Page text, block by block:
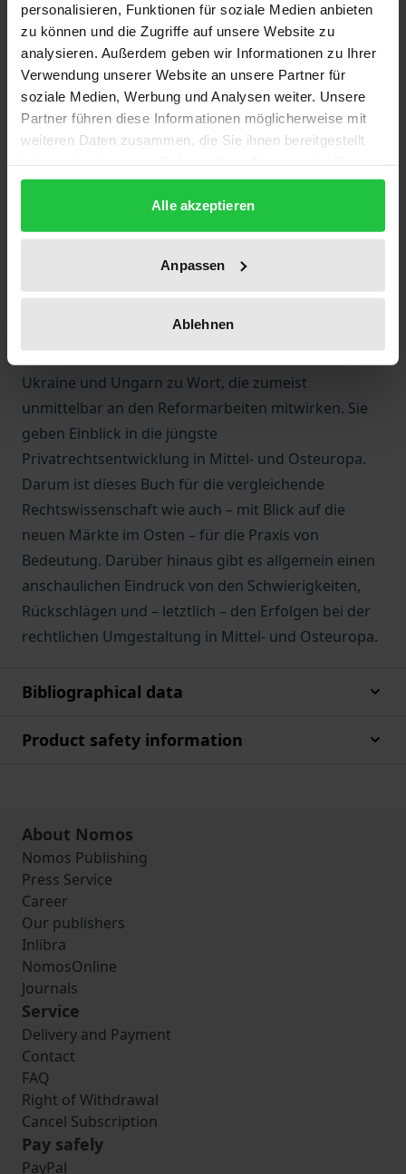
personalisieren, Funktionen für soziale Medien anbieten
zu können und die Zugriffe auf unsere Website zu
analysieren. Außerdem geben wir Informationen zu Ihrer
Verwendung unserer Website an unsere Partner für
soziale Medien, Werbung und Analysen weiter. Unsere
Partner führen diese Informationen möglicherweise mit
weiteren Daten zusammen, die Sie ihnen bereitgestellt
gesammelt haben.
Alle akzeptieren
Anpassen
Ablehnen
Die gegenseitige Abhängigkeit von
funktionstüchtiger Privatrechtsordnung und freier
Marktwirtschaft erfordert tiefgreifende Reformen
des Privatrechts in den ehemals sozialistischen
Ländern Mittel- und Osteuropas. In
unterschiedlichem Maße wurden dort unter den
alten Regimen Rechtskultur und Rechtswissenschaft
gepflegt. So kann sich in einigen Ländern Mittel- und
Osteuropas die Arbeit darauf beschränken,
fortgeltendes Gesetzesrecht zu überarbeiten,
In diesem Sammelband kommen Juristen aus
Ukraine und Ungarn zu Wort, die zumeist
unmittelbar an den Reformarbeiten mitwirken. Sie
geben Einblick in die jüngste
Privatrechtsentwicklung in Mittel- und Osteuropa.
Darum ist dieses Buch für die vergleichende
Rechtswissenschaft wie auch – mit Blick auf die
neuen Märkte im Osten – für die Praxis von
Bedeutung. Darüber hinaus gibt es allgemein einen
anschaulichen Eindruck von den Schwierigkeiten,
Rückschlägen und – letztlich – den Erfolgen bei der
rechtlichen Umgestaltung in Mittel- und Osteuropa.
Bibliographical data
Product safety information
About Nomos
Nomos Publishing
Press Service
Career
Our publishers
Inlibra
NomosOnline
Journals
Service
Delivery and Payment
Contact
FAQ
Right of Withdrawal
Cancel Subscription
Pay safely
PayPal